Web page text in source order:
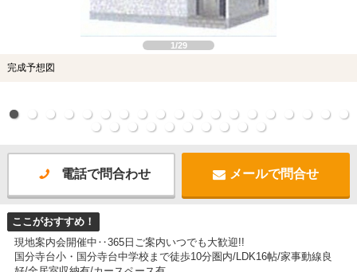
1/29
完成予想図
電話で問合わせ メールで問合せ
ここがおすすめ！
現地案内会開催中‥365日ご案内いつでも大歓迎!!
国分寺台小・国分寺台中学校まで徒歩10分圏内/LDK16帖/家事動線良